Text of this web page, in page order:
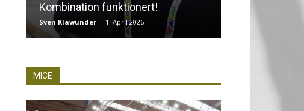
Kombination funktionert!
Sven Klawunder - 1. April 2026
MICE